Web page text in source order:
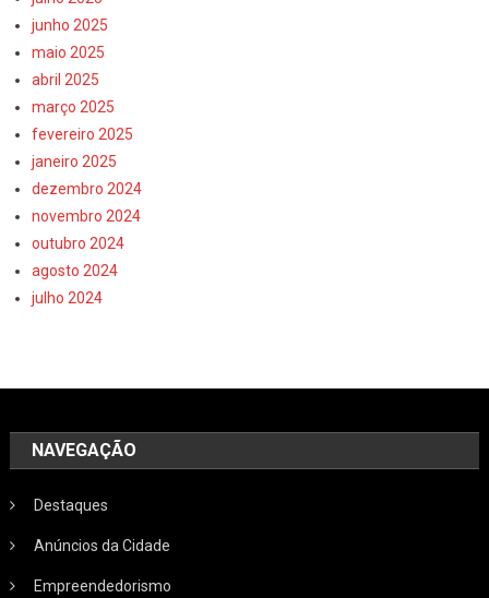
junho 2025
maio 2025
abril 2025
março 2025
fevereiro 2025
janeiro 2025
dezembro 2024
novembro 2024
outubro 2024
agosto 2024
julho 2024
NAVEGAÇÃO
Destaques
Anúncios da Cidade
Empreendedorismo